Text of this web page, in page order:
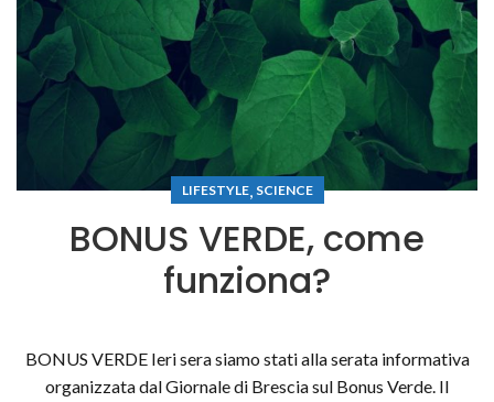
LIFESTYLE, SCIENCE
BONUS VERDE, come
funziona?
BONUS VERDE Ieri sera siamo stati alla serata informativa
organizzata dal Giornale di Brescia sul Bonus Verde. Il